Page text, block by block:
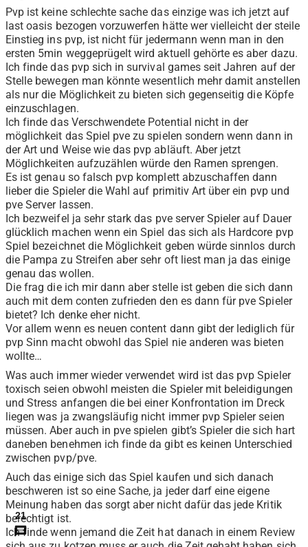
Pvp ist keine schlechte sache das einzige was ich jetzt auf
last oasis bezogen vorzuwerfen hätte wer vielleicht der steile
Einstieg ins pvp, ist nicht für jedermann wenn man in den
ersten 5min weggeprügelt wird aktuell gehörte es aber dazu.
Ich finde das pvp sich in survival games seit Jahren auf der
Stelle bewegen man könnte wesentlich mehr damit anstellen
als nur die Möglichkeit zu bieten sich gegenseitig die Köpfe
einzuschlagen.
Ich finde das Verschwendete Potential nicht in der
möglichkeit das Spiel pve zu spielen sondern wenn dann in
der Art und Weise wie das pvp abläuft. Aber jetzt
Möglichkeiten aufzuzählen würde den Ramen sprengen.
Es ist genau so falsch pvp komplett abzuschaffen dann
lieber die Spieler die Wahl auf primitiv Art über ein pvp und
pve Server lassen.
Ich bezweifel ja sehr stark das pve server Spieler auf Dauer
glücklich machen wenn ein Spiel das sich als Hardcore pvp
Spiel bezeichnet die Möglichkeit geben würde sinnlos durch
die Pampa zu Streifen aber sehr oft liest man ja das einige
genau das wollen.
Die frag die ich mir dann aber stelle ist geben die sich dann
auch mit dem conten zufrieden den es dann für pve Spieler
bietet? Ich denke eher nicht.
Vor allem wenn es neuen content dann gibt der lediglich für
pvp Sinn macht obwohl das Spiel nie anderen was bieten
wollte…
Was auch immer wieder verwendet wird ist das pvp Spieler
toxisch seien obwohl meisten die Spieler mit beleidigungen
und Stress anfangen die bei einer Konfrontation im Dreck
liegen was ja zwangsläufig nicht immer pvp Spieler seien
müssen. Aber auch in pve spielen gibt’s Spieler die sich hart
daneben benehmen ich finde da gibt es keinen Unterschied
zwischen pvp/pve.
Auch das einige sich das Spiel kaufen und sich danach
beschweren ist so eine Sache, ja jeder darf eine eigene
Meinung haben das sorgt aber nicht dafür das jede Kritik
berechtigt ist.
Ich finde wenn jemand die Zeit hat danach in einem Review
21